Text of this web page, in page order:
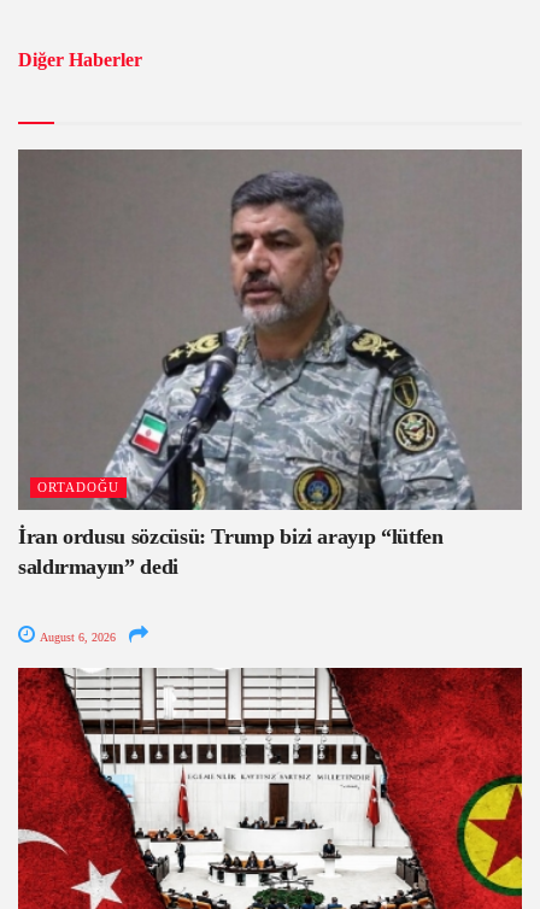
Diğer Haberler
ORTADOĞU
İran ordusu sözcüsü: Trump bizi arayıp “lütfen
saldırmayın” dedi
August 6, 2026